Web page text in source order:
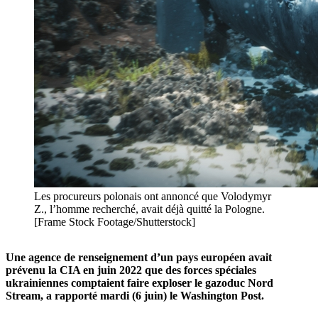
Les procureurs polonais ont annoncé que Volodymyr
Z., l’homme recherché, avait déjà quitté la Pologne.
[Frame Stock Footage/Shutterstock]
Une agence de renseignement d’un pays européen avait
prévenu la CIA en juin 2022 que des forces spéciales
ukrainiennes comptaient faire exploser le gazoduc Nord
Stream, a rapporté mardi (6 juin) le Washington Post.